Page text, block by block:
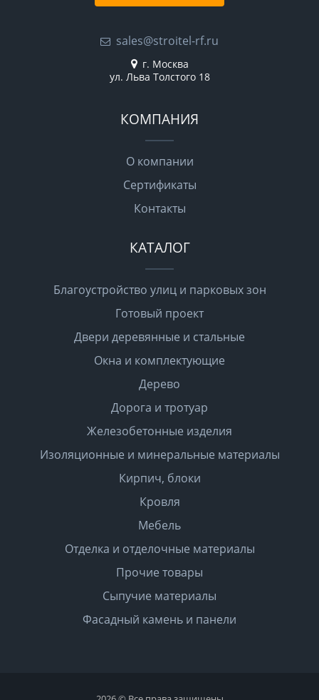
sales@stroitel-rf.ru
г. Москва
ул. Льва Толстого 18
КОМПАНИЯ
О компании
Сертификаты
Контакты
КАТАЛОГ
Благоустройство улиц и парковых зон
Готовый проект
Двери деревянные и стальные
Окна и комплектующие
Дерево
Дорога и тротуар
Железобетонные изделия
Изоляционные и минеральные материалы
Кирпич, блоки
Кровля
Мебель
Отделка и отделочные материалы
Прочие товары
Сыпучие материалы
Фасадный камень и панели